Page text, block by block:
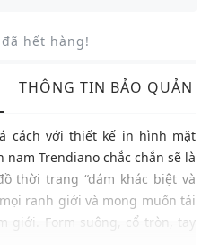
hết hàng!
THÔNG TIN BẢO QUẢN
cách với thiết kế in hình mặt
Trendiano chắc chắn sẽ là
thời trang “dám khác biệt và
ranh giới và mong muốn tái
giới
. Form suông, cổ tròn, tay